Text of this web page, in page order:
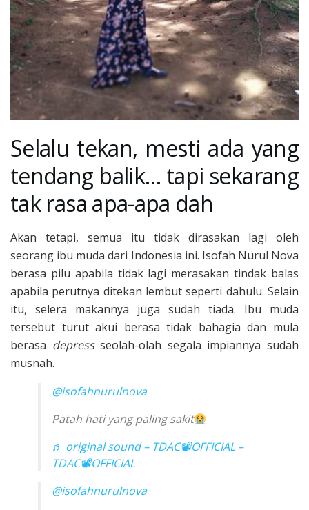
Selalu tekan, mesti ada yang
tendang balik… tapi sekarang
tak rasa apa-apa dah
Akan tetapi, semua itu tidak dirasakan lagi oleh
seorang ibu muda dari Indonesia ini. Isofah Nurul Nova
berasa pilu apabila tidak lagi merasakan tindak balas
apabila perutnya ditekan lembut seperti dahulu. Selain
itu, selera makannya juga sudah tiada. Ibu muda
tersebut turut akui berasa tidak bahagia dan mula
berasa depressseolah-olah segala impiannya sudah
musnah.
@isofahnurulnova
Patah hati yang paling sakit
♬ original sound – TDAC📽OFFICIAL –
TDAC📽OFFICIAL
@isofahnurulnova